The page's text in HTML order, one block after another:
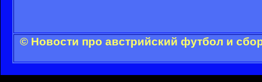
© Новости про австрийский футбол и